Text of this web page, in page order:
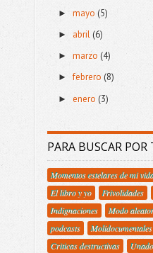
►mayo (5)
► abril(6)
►marzo(4)
►febrero (8)
►enero(3)
PARA BUSCAR POR
Momentos estelares de mi
El libro y yo
Frivolidades
Indignaciones
Modo
podcasts
Molidocumentales
Criticas destructivas